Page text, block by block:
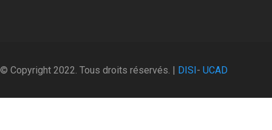
© Copyright 2022. Tous droits réservés. | DISI- UCAD